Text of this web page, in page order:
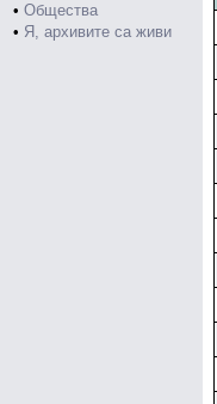
• Общества
• Я, архивите са живи